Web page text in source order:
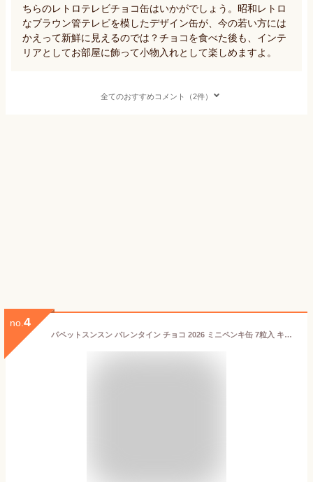
ちらのレトロテレビチョコ缶はいかがでしょう。昭和レトロ
なブラウン管テレビを模したデザイン缶が、今の若い方には
かえって新鮮に見えるのでは？チョコを食べた後も、インテ
リアとしてお部屋に飾って小物入れとして楽しめますよ。
全てのおすすめコメント（2件）
no. 4
パペットスンスン バレンタイン チョコ 2026 ミニペンキ缶 7粒入 キャラクター チョコレート ギフト お菓子 スンスン グッズ 小物入れ インテリア かわいい 映え SNS話題 人気キャラ